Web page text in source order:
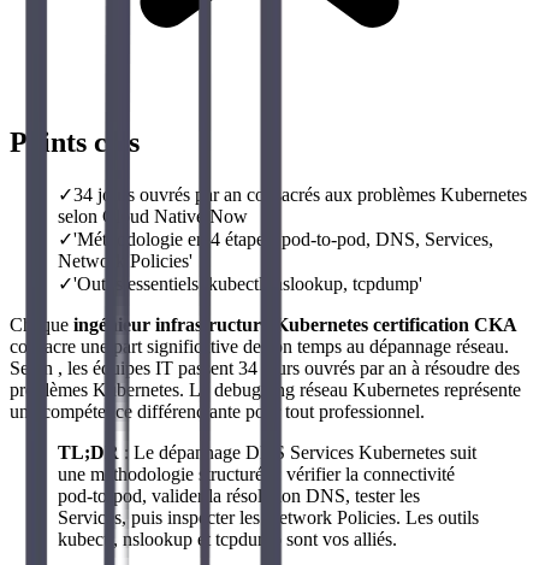
Points clés
✓34 jours ouvrés par an consacrés aux problèmes Kubernetes
selon Cloud Native Now
✓'Méthodologie en 4 étapes: pod-to-pod, DNS, Services,
Network Policies'
✓'Outils essentiels: kubectl, nslookup, tcpdump'
Chaque ingénieur infrastructure Kubernetes certification CKA
consacre une part significative de son temps au dépannage réseau.
Selon , les équipes IT passent 34 jours ouvrés par an à résoudre des
problèmes Kubernetes. Le debugging réseau Kubernetes représente
une compétence différenciante pour tout professionnel.
TL;DR : Le dépannage DNS Services Kubernetes suit
une méthodologie structurée : vérifier la connectivité
pod-to-pod, valider la résolution DNS, tester les
Services, puis inspecter les Network Policies. Les outils
kubectl, nslookup et tcpdump sont vos alliés.